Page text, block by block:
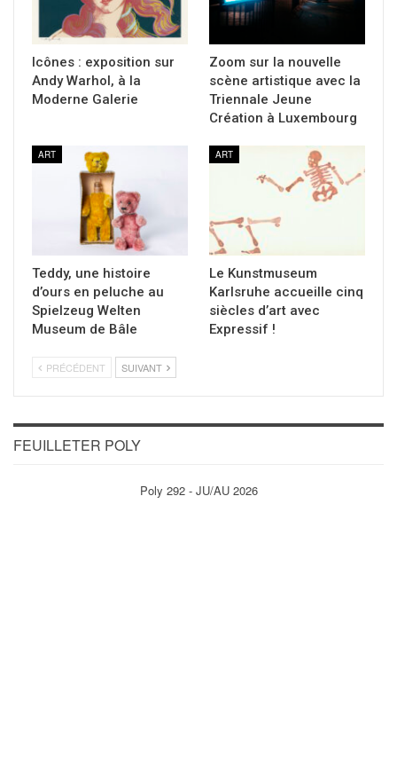
Icônes : exposition sur
Andy Warhol, à la
Moderne Galerie
Zoom sur la nouvelle
scène artistique avec la
Triennale Jeune
Création à Luxembourg
ART
Teddy, une histoire
d’ours en peluche au
Spielzeug Welten
Museum de Bâle
ART
Le Kunstmuseum
Karlsruhe accueille cinq
siècles d’art avec
Expressif !
PRÉCÉDENT SUIVANT
FEUILLETER POLY
Poly 292 - JU/AU 2026